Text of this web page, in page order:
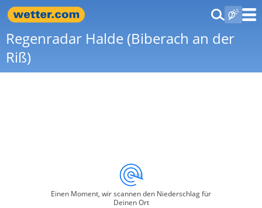
Regenradar Halde (Biberach an der
Riß)
Einen Moment, wir scannen den Niederschlag für
Deinen Ort